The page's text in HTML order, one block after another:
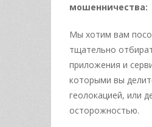
мошенничества:
Мы хотим вам
тщательно
приложения и
которыми вы
геолокацией, или
осторожностью.